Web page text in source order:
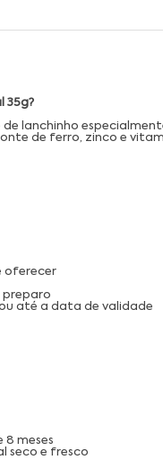
35g?
lanchinho
de ferro, zinco e
oferecer
preparo
até a data de validade
8 meses
seco e fresco